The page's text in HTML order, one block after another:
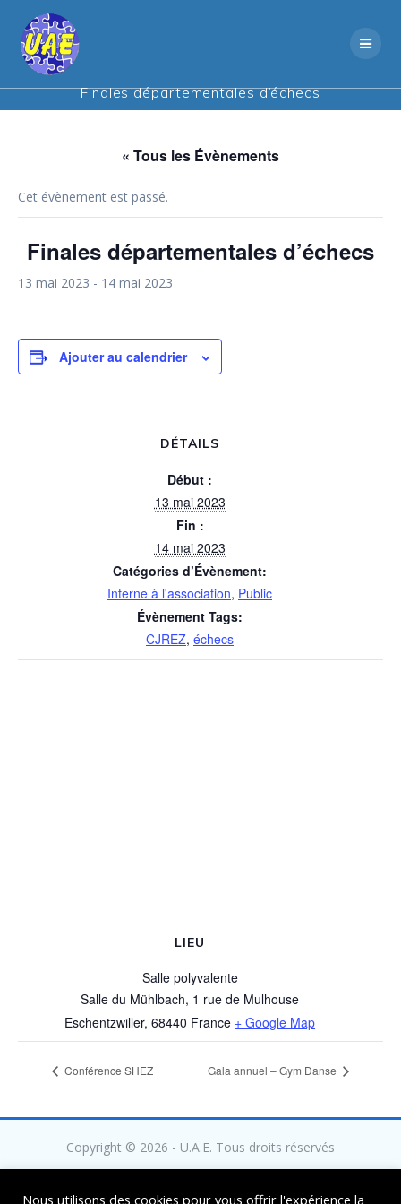
Finales départementales d’échecs
« Tous les Évènements
Cet évènement est passé.
Finales départementales d’échecs
13 mai 2023 - 14 mai 2023
Ajouter au calendrier
DÉTAILS
Début :
13 mai 2023
Fin :
14 mai 2023
Catégories d’Évènement:
Interne à l'association, Public
Évènement Tags:
CJREZ, échecs
LIEU
Salle polyvalente
Salle du Mühlbach, 1 rue de Mulhouse
Eschentzwiller, 68440 France + Google Map
Conférence SHEZ Gala annuel – Gym Danse
Copyright © 2026 - U.A.E. Tous droits réservés
Nous utilisons des cookies pour vous offrir l'expérience la